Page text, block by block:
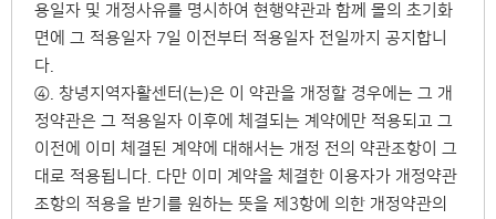
용일자 및 개정사유를 명시하여 현행약관과 함께 몰의 초기화
면에 그 적용일자 7일 이전부터 적용일자 전일까지 공지합니
다.
④. 창녕지역자활센터(는)은 이 약관을 개정할 경우에는 그 개
정약관은 그 적용일자 이후에 체결되는 계약에만 적용되고 그
이전에 이미 체결된 계약에 대해서는 개정 전의 약관조항이 그
대로 적용됩니다. 다만 이미 계약을 체결한 이용자가 개정약관
조항의 적용을 받기를 원하는 뜻을 제3항에 의한 개정약관의